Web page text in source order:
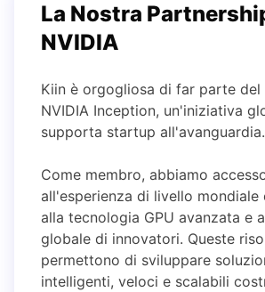
La Nostra
NVIDIA
Kiin è orgogliosa di far parte del
NVIDIA Inception, un'iniziativa
supporta startup all'avanguardia.
Come membro, abbiamo
all'esperienza di livello mondiale
alla tecnologia GPU avanzata e
globale di innovatori. Queste
permettono di sviluppare
intelligenti, veloci e scalabili